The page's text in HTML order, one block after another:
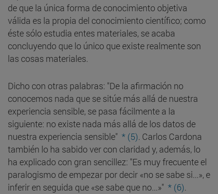
de que la única forma de conocimiento objetiva
válida es la propia del conocimiento científico; como
éste sólo estudia entes materiales, se acaba
concluyendo que lo único que existe realmente son
las cosas materiales.
Dicho con otras palabras: "De la afirmación no
conocemos nada que se sitúe más allá de nuestra
experiencia sensible, se pasa fácilmente a la
siguiente: no existe nada más allá de los datos de
nuestra experiencia sensible" * (5). Carlos Cardona
también lo ha sabido ver con claridad y, además, lo
ha explicado con gran sencillez: "Es muy frecuente el
paralogismo de empezar por decir «no se sabe si...», e
inferir en seguida que «se sabe que no...»" * (6).